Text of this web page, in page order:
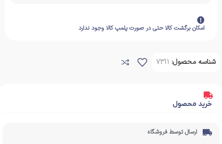
امکان برگشت کالا حتی در صورت پلمپ کالا وجود ندارد
شناسه محصول: 7311
خرید محصول
ارسال توسط فروشگاه